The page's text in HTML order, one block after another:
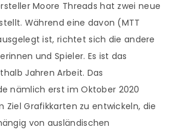
Moore Threads hat zwei neue
Während eine davon (MTT
ist, richtet sich die andere
und Spieler. Es ist das
Jahren Arbeit. Das
nämlich erst im Oktober 2020
Ziel Grafikkarten zu entwickeln, die
von ausländischen